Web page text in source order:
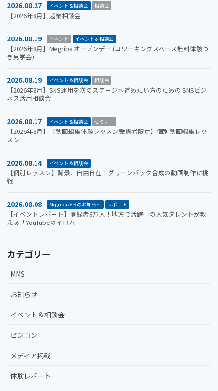
2026.08.27 イベント＆相談会 相談会
【2026年8月】起業相談会
2026.08.19 イベント イベント＆相談会
【2026年8月】Megriba オープンデー (コワーキングスペース無料体験つ
き見学会)
2026.08.19 イベント＆相談会 相談会
【2026年8月】SNS運用を次のステージへ進めたい方のための SNSビジ
ネス活用相談会
2026.08.17 イベント＆相談会 セミナー
【2026年8月】【動画編集体験レッスン受講者限定】個別動画編集レッ
スン
2026.08.14 イベント＆相談会
【個別レッスン】背景、自由自在！グリーンバック合成の動画制作に挑
戦
2026.08.08 Megribaからのお知らせ レポート
【イベントレポート】登録者6万人！地方で活躍中の人気タレントが教
える「YouTubeのイロハ」
カテゴリー
MMS
お知らせ
イベント＆相談会
ビジコン
メディア掲載
体験レポート